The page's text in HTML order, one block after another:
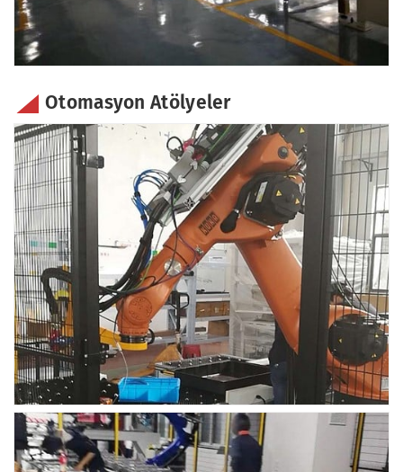
Otomasyon Atölyeler